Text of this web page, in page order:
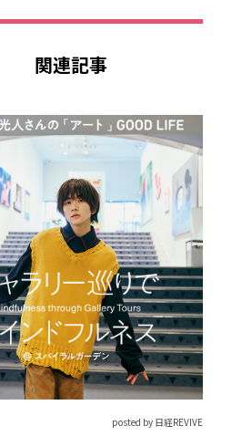
関連記事
posted by 日経REVIVE